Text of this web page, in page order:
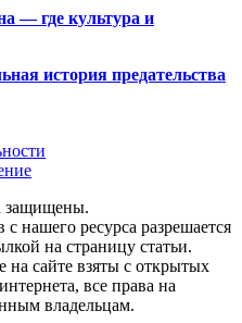
— где культура и
история предательства
защищены.
нашего ресурса разрешается
на страницу статьи.
сайте взяты с открытых
все права на
владельцам.